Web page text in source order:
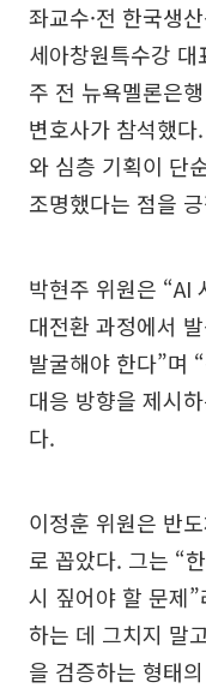
좌교수·전 한국생
세아창원특수강 대
주 전 뉴욕멜론은
변호사가 참석했
와 심층 기획이 단
조명했다는 점을
박현주 위원은 “AI
대전환 과정에서
발굴해야 한다”며
대응 방향을 제시
다.
이정훈 위원은 반
로 꼽았다. 그는 “
시 짚어야 할 문제
하는 데 그치지 말
을 검증하는 형태